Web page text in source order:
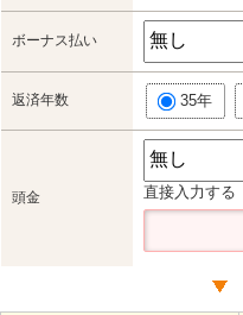
ボーナス払い
返済年数 35年
頭金 直接入力する